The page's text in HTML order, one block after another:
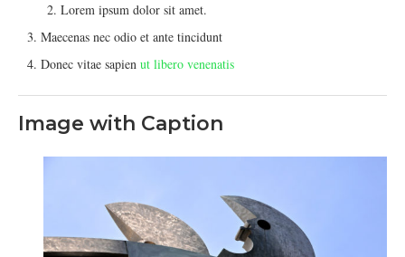
Lorem ipsum dolor sit amet.
Maecenas nec odio et ante tincidunt
Donec vitae sapien ut libero venenatis
Image with Caption